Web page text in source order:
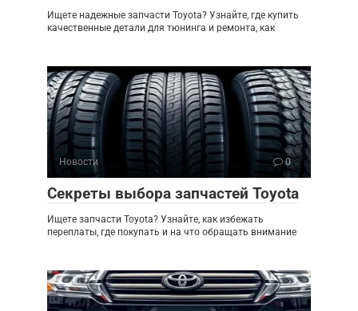
Ищете надежные запчасти Toyota? Узнайте, где купить
качественные детали для тюнинга и ремонта, как
Новости 0
Секреты выбора запчастей Toyota
Ищете запчасти Toyota? Узнайте, как избежать
переплаты, где покупать и на что обращать внимание